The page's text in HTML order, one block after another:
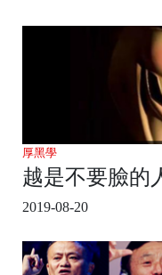
厚黑學
越是不要臉的
2019-08-20